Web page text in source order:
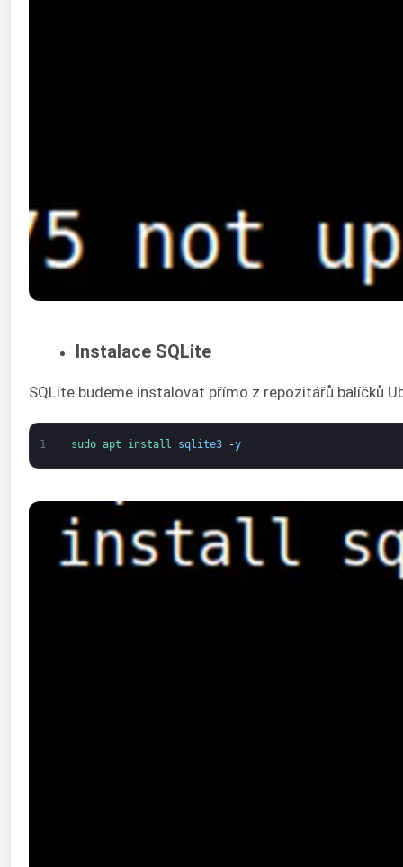
Instalace SQLite
SQLite budeme instalovat přímo z repozitářů balíčků
1 sudo apt install sqlite3 -y